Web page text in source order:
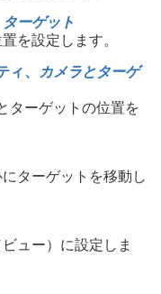
ターゲット
を設定します。
、 カメラとターゲ
ターゲットの位置を
ターゲットを移動し
ュー）に設定しま